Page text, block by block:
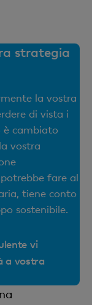
strategia
la vostra
di vista i
cambiato
vostra
fare al
tiene conto
sostenibile.
vi
a vostra